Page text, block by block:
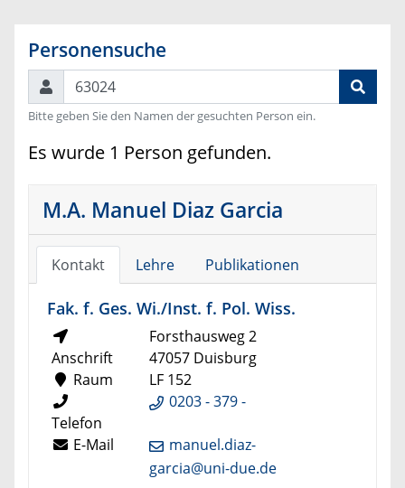
Personensuche
Suchen
Bitte geben Sie den Namen der gesuchten Person ein.
Es wurde 1 Person gefunden.
M.A. Manuel Diaz Garcia
Kontakt Lehre Publikationen
Fak. f. Ges. Wi./Inst. f. Pol. Wiss.
Anschrift
Forsthausweg 2
47057 Duisburg
Raum
LF 152
Telefon
0203 - 379 -
E-Mail
manuel.diaz-
garcia@uni-due.de